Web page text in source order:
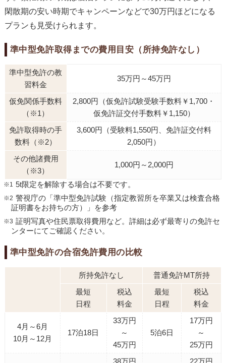
閑散期の安い時期でキャンペーンなどで30万円ほどになる
プランも見受けられます。
準中型免許取得までの費用目安（所持免許なし）
準中型免許の教
習料金
35万円～45万円
仮免関係手数料
（※1）
2,800円（仮免許試験受験手数料￥1,700・
仮免許証交付手数料￥1,150）
免許取得時の手
数料（※2）
3,600円（受験料1,550円、免許証交付料
2,050円）
その他諸費用
（※3）
1,000円～2,000円
5t限定を解除する場合は不要です。
警視庁の「準中型免許試験（指定教習所を卒業又は検査合格
証明書をお持ちの方）」を参考
証明写真や住民票取得費用など。詳細は必ず最寄りの免許セ
ンターにてご確認ください。
準中型免許の合宿免許費用の比較
所持免許なし
普通免許MT所持
最短
日程
税込
料金
最短
日程
税込
料金
4月～6月
10月～12月
17泊18日
33万円
～
45万円
5泊6日
17万円
～
25万円
38万円
22万円